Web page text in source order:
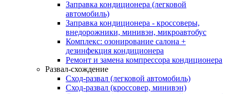
Заправка кондиционера (легковой
автомобиль)
Заправка кондиционера - кроссоверы,
внедорожники, минивэн, микроавтобус
Комплекс: озонирование салона +
дезинфекция кондиционера
Ремонт и замена компрессора кондиционера
Развал-схождение
Сход-развал (легковой автомобиль)
Сход-развал (кроссовер, минивэн)